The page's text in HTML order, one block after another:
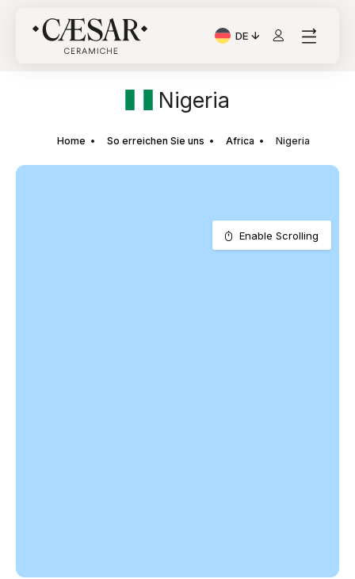
DE
Aktuelle Sprache:
Nigeria
Home So erreichen Sie uns Africa Nigeria
Enable Scrolling